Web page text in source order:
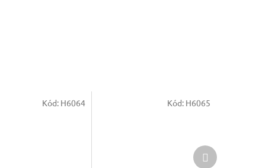
Kód: H6064 Kód: H6065
Další
produkt